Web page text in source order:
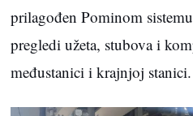
prilagođen Pominom
pregledi užeta, stubova i
međustanici i krajnjoj stanici.